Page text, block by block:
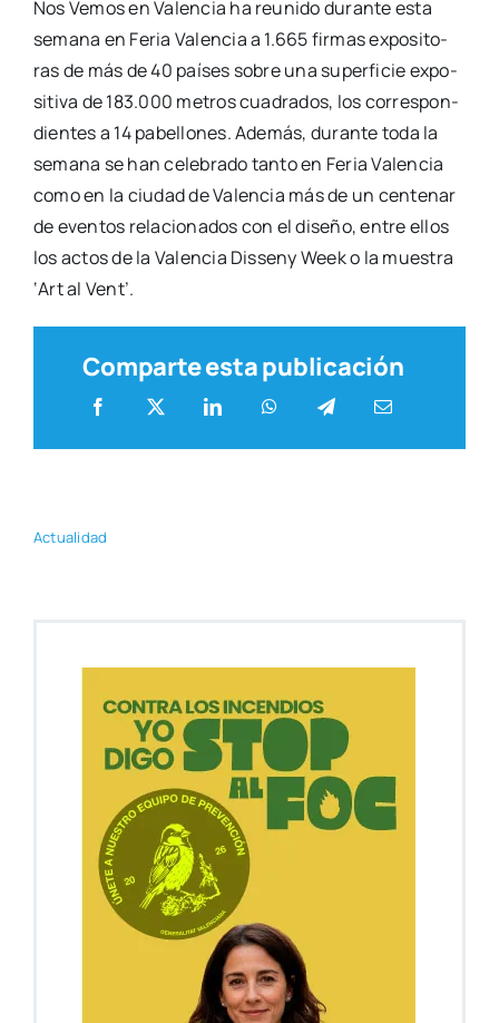
Nos Vemos en Valen­cia ha reu­ni­do duran­te esta
sema­na en Feria Valen­cia a 1.665 fir­mas expo­si­to­
ras de más de 40 paí­ses sobre una super­fi­cie expo­
si­ti­va de 183.000 metros cua­dra­dos, los corres­pon­
dien­tes a 14 pabe­llo­nes. Ade­más, duran­te toda la
sema­na se han cele­bra­do tan­to en Feria Valen­cia
como en la ciu­dad de Valen­cia más de un cen­te­nar
de even­tos rela­cio­na­dos con el dise­ño, entre ellos
los actos de la Valen­cia Dis­seny Week o la mues­tra
‘Art al Vent’.
Comparte esta publicación
Actua­li­dad